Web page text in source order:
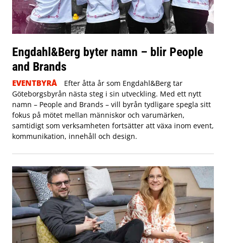
Engdahl&Berg byter namn – blir People
and Brands
EVENTBYRÅ
Efter åtta år som Engdahl&Berg tar
Göteborgsbyrån nästa steg i sin utveckling. Med ett nytt
namn – People and Brands – vill byrån tydligare spegla sitt
fokus på mötet mellan människor och varumärken,
samtidigt som verksamheten fortsätter att växa inom event,
kommunikation, innehåll och design.